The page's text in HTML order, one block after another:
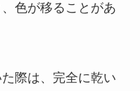
色が移ることがあ
際は、完全に乾い